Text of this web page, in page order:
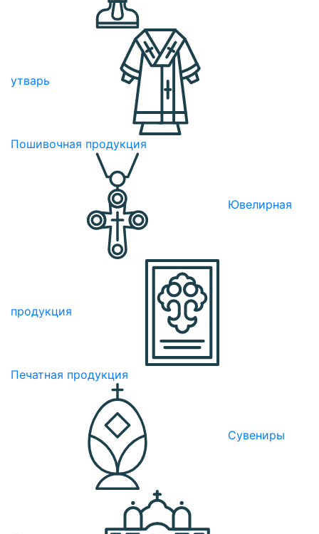
утварь
Пошивочная продукция
Ювелирная
продукция
Печатная продукция
Сувениры